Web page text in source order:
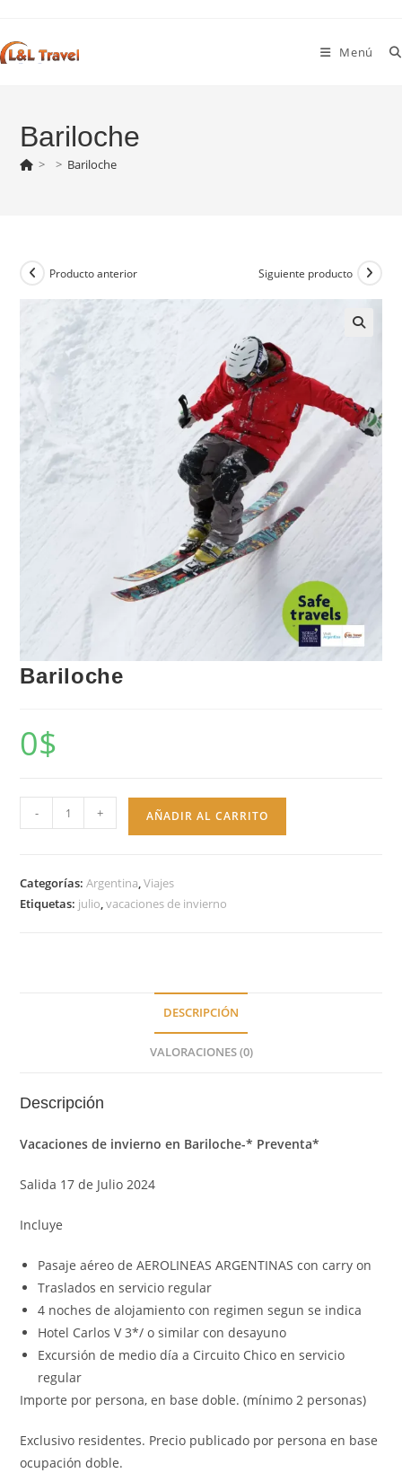
contenido
Menú
Bariloche
> > Bariloche
Producto anterior Siguiente producto
Bariloche
0$
Bariloche
cantidad
- + AÑADIR AL CARRITO
Categorías:Argentina,Viajes
Etiquetas: julio,vacaciones de invierno
DESCRIPCIÓN
VALORACIONES (0)
Descripción
Vacaciones de invierno en Bariloche-* Preventa*
Salida 17 de Julio 2024
Incluye
Pasaje aéreo de AEROLINEAS ARGENTINAS con carry on
Traslados en servicio regular
4 noches de alojamiento con regimen segun se indica
Hotel Carlos V 3*/ o similar con desayuno
Excursión de medio día a Circuito Chico en servicio
regular
Importe por persona, en base doble. (mínimo 2 personas)
Exclusivo residentes. Precio publicado por persona en base
ocupación doble.